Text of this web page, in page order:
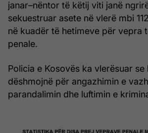
janar–nëntor të këtij viti janë
sekuestruar asete në vlerë mbi
në kuadër të hetimeve për vepra
penale.
Policia e Kosovës ka vlerësuar
dëshmojnë për angazhimin e
parandalimin dhe luftimin e